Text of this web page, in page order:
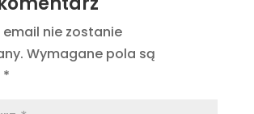
nie zostanie
Wymagane pola są
*